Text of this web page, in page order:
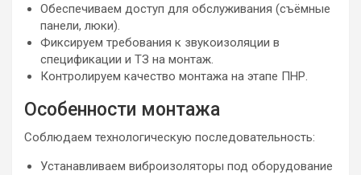
Обеспечиваем доступ для обслуживания (съёмные
панели, люки).
Фиксируем требования к звукоизоляции в
спецификации и ТЗ на монтаж.
Контролируем качество монтажа на этапе ПНР.
Особенности монтажа
Соблюдаем технологическую последовательность:
Устанавливаем виброизоляторы под оборудование